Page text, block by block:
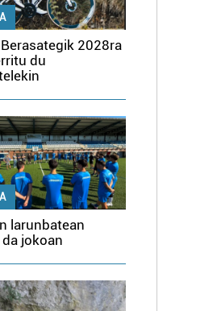
2028ra
du
larunbatean
jokoan